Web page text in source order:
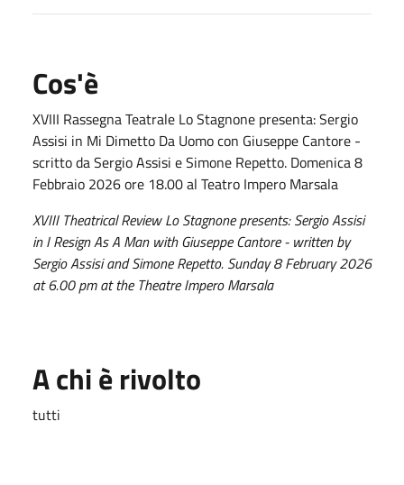
Cos'è
XVIII Rassegna Teatrale Lo Stagnone presenta: Sergio
Assisi in Mi Dimetto Da Uomo con Giuseppe Cantore -
scritto da Sergio Assisi e Simone Repetto. Domenica 8
Febbraio 2026 ore 18.00 al Teatro Impero Marsala
XVIII Theatrical Review Lo Stagnone presents: Sergio Assisi
in I Resign As A Man with Giuseppe Cantore - written by
Sergio Assisi and Simone Repetto. Sunday 8 February 2026
at 6.00 pm at the Theatre Impero Marsala
A chi è rivolto
tutti